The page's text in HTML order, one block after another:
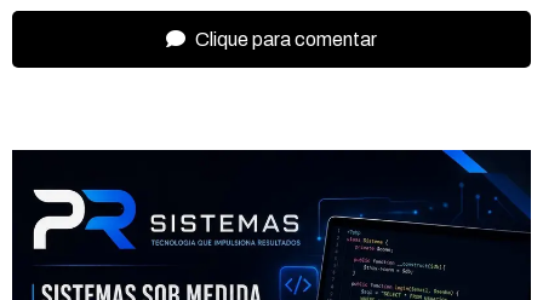
Clique para comentar